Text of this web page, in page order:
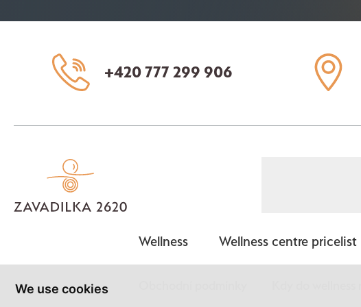
We use cookies
+420 777 299 906
Wellness Wellness centre pricelist